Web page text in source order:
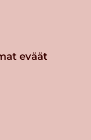
eväät